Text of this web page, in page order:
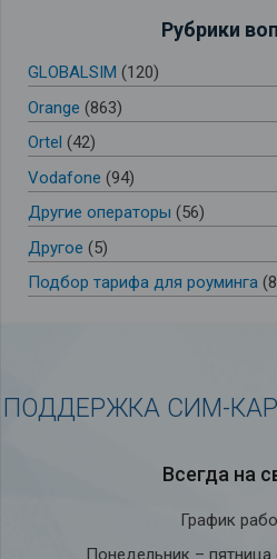
Рубрики
GLOBALSIM (120)
Orange (863)
Ortel (42)
Vodafone (94)
Другие операторы (56)
Другое (5)
Подбор тарифа для роуминга
ПОДДЕРЖКА СИМ-
Всегда на
График
Понедельник – пятница